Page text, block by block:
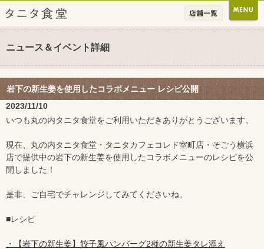
ニュース＆イベント詳細
岩下の新生姜を使用したコラボメニュー レシピ公開
2023/11/10
いつも丸の内タニタ食堂をご利用いただきありがとうございます。
現在、丸の内タニタ食堂・タニタカフェコレド室町店・そごう横浜
店で提供中の岩下の新生姜を使用したコラボメニューのレシピを公
開しました！
是非、ご自宅でチャレンジしてみてくださいね。
■レシピ
・【岩下の新生姜】餃子風ハンバーグ2種の新生姜タレ添え